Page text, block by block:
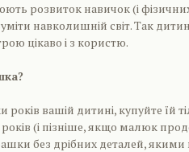
розвиток навичок (і
навколишній світ. Так
цікаво і з користю.
вашій дитині, купуйте їй
(і пізніше, якщо малюк
без дрібних деталей,